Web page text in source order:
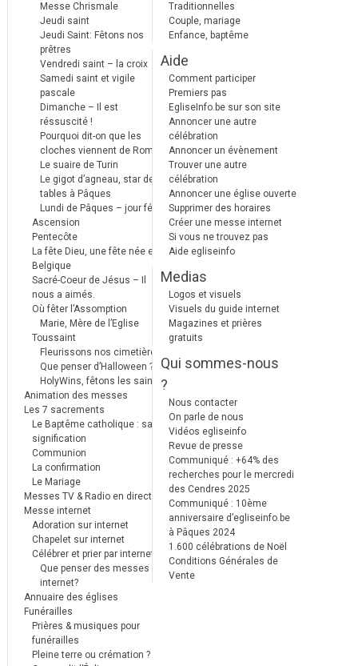
Messe Chrismale
Jeudi saint
Jeudi Saint: Fêtons nos
prêtres
Vendredi saint – la croix
Samedi saint et vigile
pascale
Dimanche – Il est
réssuscité !
Pourquoi dit-on que les
cloches viennent de Rome ?
Le suaire de Turin
Le gigot d’agneau, star des
tables à Pâques
Lundi de Pâques – jour férié
Ascension
Pentecôte
La fête Dieu, une fête née en
Belgique
Sacré-Coeur de Jésus – Il
nous a aimés.
Où fêter l’Assomption
Marie, Mère de l’Eglise
Toussaint
Fleurissons nos cimetières
Que penser d’Halloween ?
HolyWins, fêtons les saints !
Animation des messes
Les 7 sacrements
Le Baptême catholique : sa
signification
Communion
La confirmation
Le Mariage
Messes TV & Radio en direct
Messe internet
Adoration sur internet
Chapelet sur internet
Célébrer et prier par internet
Que penser des messes
internet?
Annuaire des églises
Funérailles
Prières & musiques pour
funérailles
Pleine terre ou crémation ?
Traditionnelles
Couple, mariage
Enfance, baptême
Aide
Comment participer
Premiers pas
EgliseInfo.be sur son site
Annoncer une autre
célébration
Annoncer un évènement
Trouver une autre
célébration
Annoncer une église ouverte
Supprimer des horaires
Créer une messe internet
Si vous ne trouvez pas
Aide egliseinfo
Medias
Logos et visuels
Visuels du guide internet
Magazines et prières
gratuits
Qui sommes-nous
?
Nous contacter
On parle de nous
Vidéos egliseinfo
Revue de presse
Communiqué : +64% des
recherches pour le mercredi
des Cendres 2025
Communiqué : 10ème
anniversaire d’egliseinfo.be
à Pâques 2024
1.600 célébrations de Noël
Conditions Générales de
Vente